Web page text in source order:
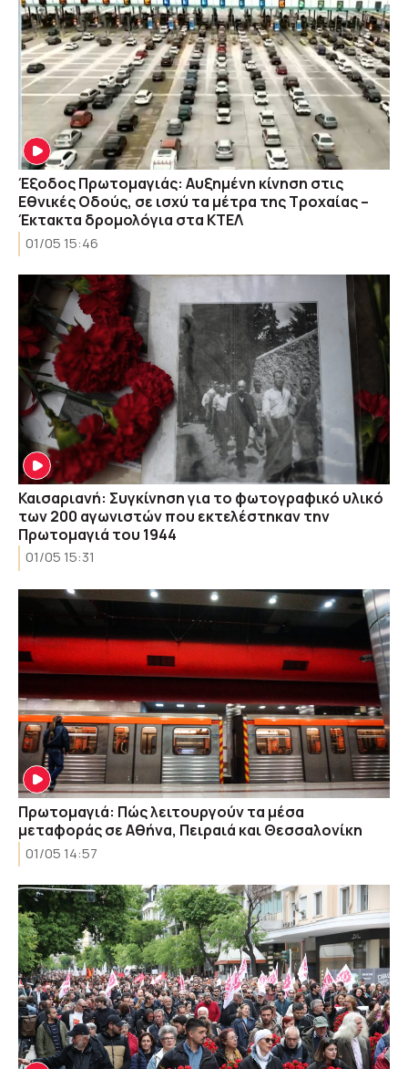
Έξοδος Πρωτομαγιάς: Αυξημένη κίνηση στις
Εθνικές Οδούς, σε ισχύ τα μέτρα της Τροχαίας –
Έκτακτα δρομολόγια στα ΚΤΕΛ
01/05 15:46
Καισαριανή: Συγκίνηση για το φωτογραφικό υλικό
των 200 αγωνιστών που εκτελέστηκαν την
Πρωτομαγιά του 1944
01/05 15:31
Πρωτομαγιά: Πώς λειτουργούν τα μέσα
μεταφοράς σε Αθήνα, Πειραιά και Θεσσαλονίκη
01/05 14:57